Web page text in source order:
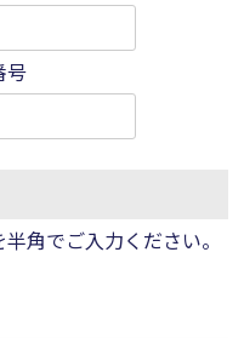
号
角でご入力ください。